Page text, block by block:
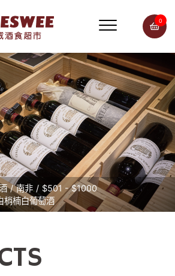
0
南非
$501 - $1000
梢楠白葡萄酒